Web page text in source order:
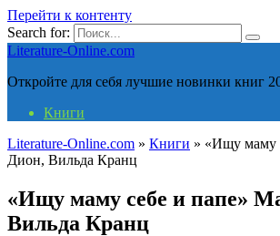
Перейти к контенту
Search for:
Literature-Online.com
Откройте для себя лучшие новинки книг
Книги
Literature-Online.com » Книги » «Ищу маму
Дион, Вильда Кранц
«Ищу маму себе и папе»
Вильда Кранц